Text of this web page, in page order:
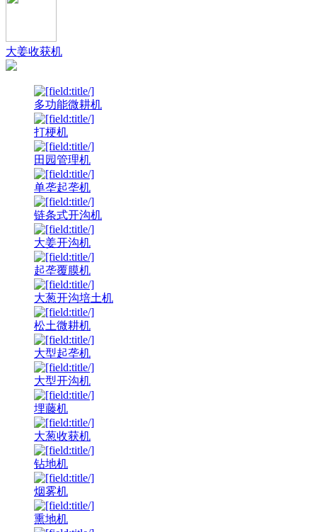
大姜收获机
多功能微耕机
打梗机
田园管理机
单垄起垄机
链条式开沟机
大姜开沟机
起垄覆膜机
大葱开沟培土机
松土微耕机
大型起垄机
大型开沟机
埋藤机
大葱收获机
钻地机
烟雾机
熏地机